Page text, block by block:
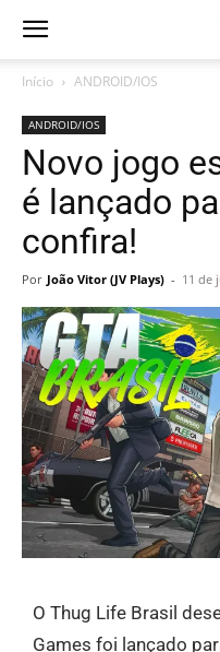
Início ANDROID/IOS
ANDROID/IOS
Novo jogo
é lançado
confira!
Por João Vitor (JV Plays) - 11 de
O Thug Life Brasil
Games foi lançado